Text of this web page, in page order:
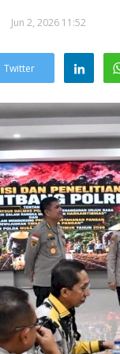
Jun 2, 2026 11:52
Twitter